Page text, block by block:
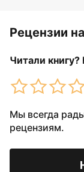
Рецензии
Читали книгу?
Мы всегда
рецензиям.